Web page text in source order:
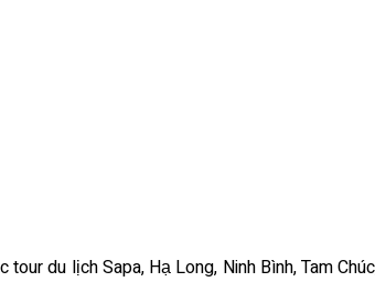
du lịch Sapa, Hạ Long, Ninh Bình, Tam